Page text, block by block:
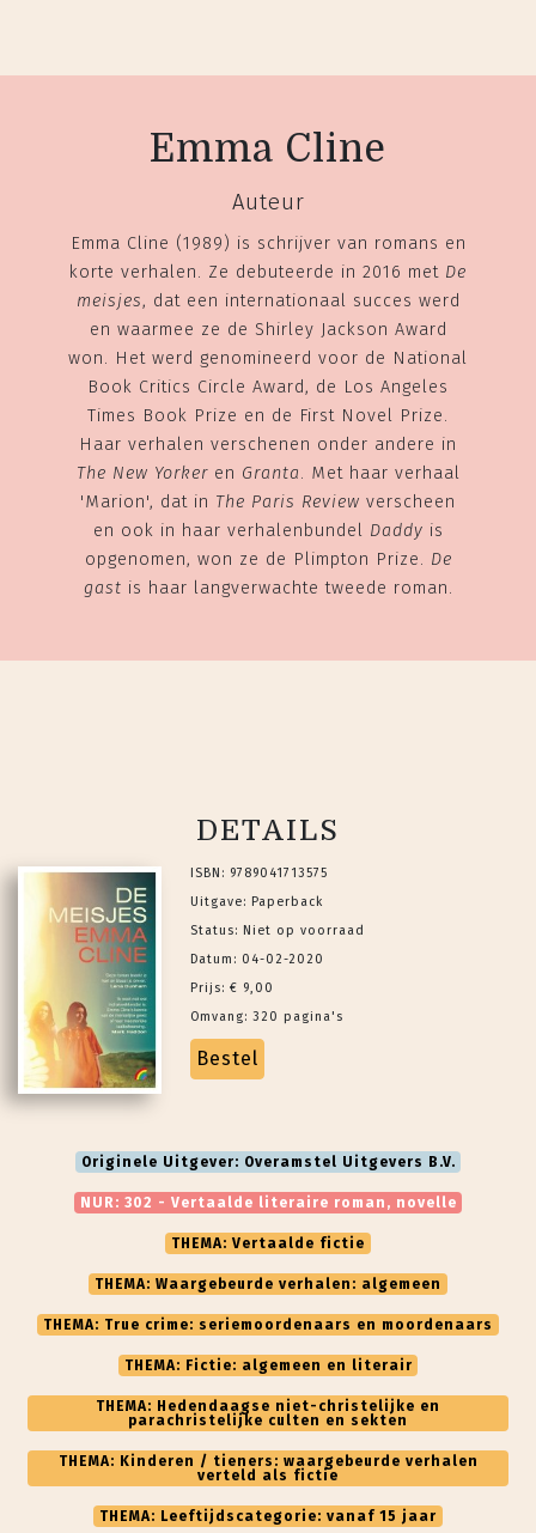
Emma Cline
Auteur
Emma Cline (1989) is schrijver van romans en
korte verhalen. Ze debuteerde in 2016 met De
meisjes, dat een internationaal succes werd
en waarmee ze de Shirley Jackson Award
won. Het werd genomineerd voor de National
Book Critics Circle Award, de Los Angeles
Times Book Prize en de First Novel Prize.
Haar verhalen verschenen onder andere in
The New Yorker en Granta. Met haar verhaal
'Marion', dat in The Paris Review verscheen
en ook in haar verhalenbundel Daddy is
opgenomen, won ze de Plimpton Prize. De
gast is haar langverwachte tweede roman.
DETAILS
ISBN: 9789041713575
Uitgave: Paperback
Status: Niet op voorraad
Datum: 04-02-2020
Prijs: € 9,00
Omvang: 320 pagina's
Bestel
Originele Uitgever: Overamstel Uitgevers B.V.
NUR: 302 - Vertaalde literaire roman, novelle
THEMA: Vertaalde fictie
THEMA: Waargebeurde verhalen: algemeen
THEMA: True crime: seriemoordenaars en moordenaars
THEMA: Fictie: algemeen en literair
THEMA: Hedendaagse niet-christelijke en
parachristelijke culten en sekten
THEMA: Kinderen / tieners: waargebeurde verhalen
verteld als fictie
THEMA: Leeftijdscategorie: vanaf 15 jaar